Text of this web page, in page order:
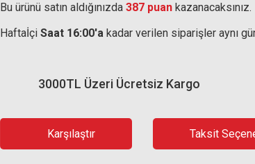
Bu ürünü satın aldığınızda 387 puan kazanacaksınız.
Haftaİçi Saat 16:00'a kadar verilen siparişler aynı
3000TL Üzeri Ücretsiz Kargo
Karşılaştır Taksit